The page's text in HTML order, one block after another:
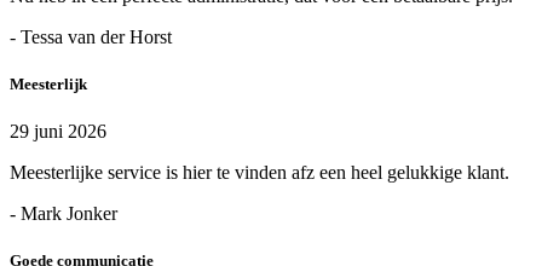
- Tessa van der Horst
Meesterlijk
29 juni 2026
Meesterlijke service is hier te vinden afz een heel gelukkige klant.
- Mark Jonker
Goede communicatie